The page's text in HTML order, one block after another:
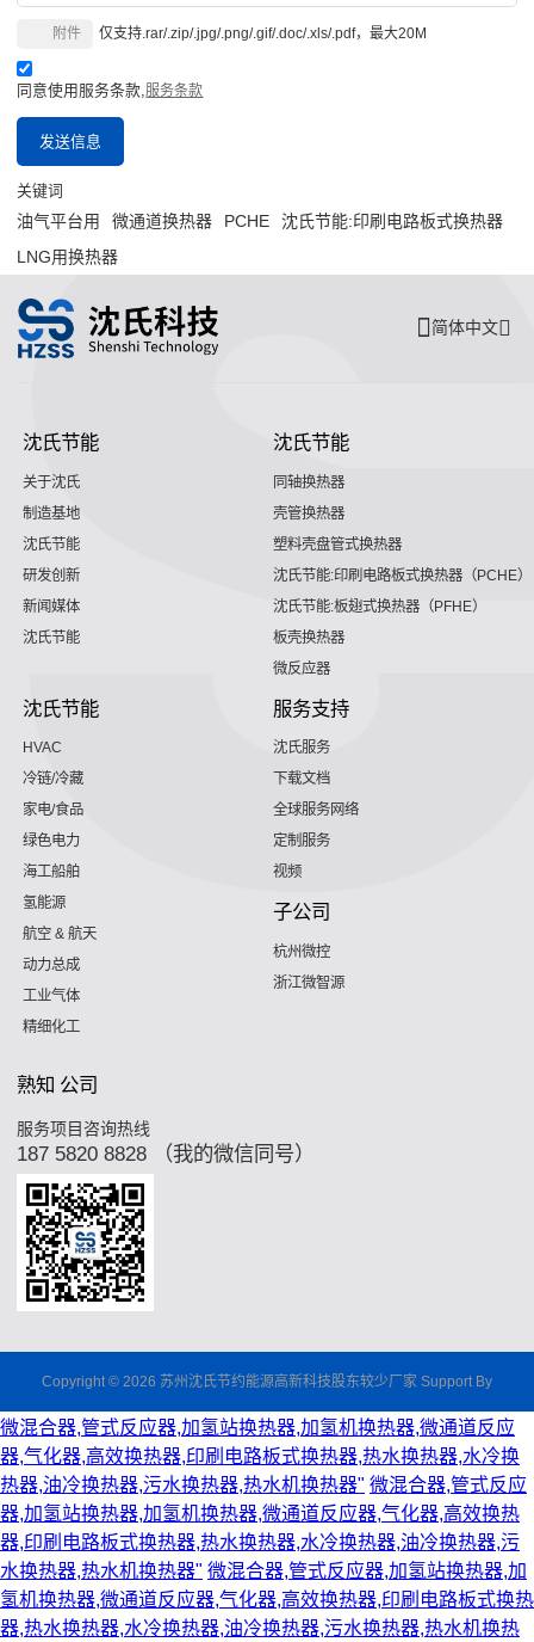
仅支持.rar/.zip/.jpg/.png/.gif/.doc/.xls/.pdf，最大20M
附件
同意使用服务条款, 服务条款
发送信息
关键词
油气平台用 微通道换热器 PCHE
沈氏节能:印刷电路板式换热器
LNG用换热器
简体中文
沈氏节能
关于沈氏
制造基地
沈氏节能
研发创新
新闻媒体
沈氏节能
沈氏节能
同轴换热器
壳管换热器
塑料壳盘管式换热器
沈氏节能:印刷电路板式换热器（PCHE）
沈氏节能:板翅式换热器（PFHE）
板壳换热器
微反应器
沈氏节能
HVAC
冷链/冷藏
家电/食品
绿色电力
海工船舶
氢能源
航空 & 航天
动力总成
工业气体
精细化工
服务支持
沈氏服务
下载文档
全球服务网络
定制服务
视频
子公司
杭州微控
浙江微智源
熟知 公司
服务项目咨询热线
187 5820 8828 （我的微信同号）
Copyright © 2026 苏州沈氏节约能源高新科技股东较少厂家 Support By
微混合器,管式反应器,加氢站换热器,加氢机换热器,微通道反应
器,气化器,高效换热器,印刷电路板式换热器,热水换热器,水冷换
热器,油冷换热器,污水换热器,热水机换热器" 微混合器,管式反应
器,加氢站换热器,加氢机换热器,微通道反应器,气化器,高效换热
器,印刷电路板式换热器,热水换热器,水冷换热器,油冷换热器,污
水换热器,热水机换热器" 微混合器,管式反应器,加氢站换热器,加
氢机换热器,微通道反应器,气化器,高效换热器,印刷电路板式换热
器,热水换热器,水冷换热器,油冷换热器,污水换热器,热水机换热